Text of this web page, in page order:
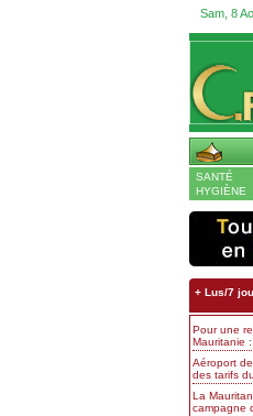
Sam, 8
SANTÉ
HYGIÈNE
+ Lus/7
Pour une
Mauritanie :
Aéroport
des tarifs
La
campagne